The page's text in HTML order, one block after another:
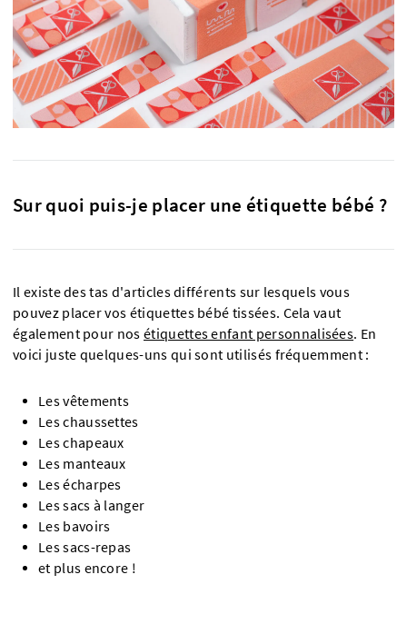
Sur quoi puis-je placer une étiquette bébé ?
Il existe des tas d'articles différents sur lesquels vous
pouvez placer vos étiquettes bébé tissées. Cela vaut
également pour nos étiquettes enfant personnalisées. En
voici juste quelques-uns qui sont utilisés fréquemment :
Les vêtements
Les chaussettes
Les chapeaux
Les manteaux
Les écharpes
Les sacs à langer
Les bavoirs
Les sacs-repas
et plus encore !